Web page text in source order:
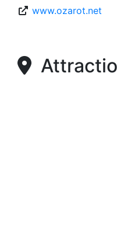
www.ozarot.net